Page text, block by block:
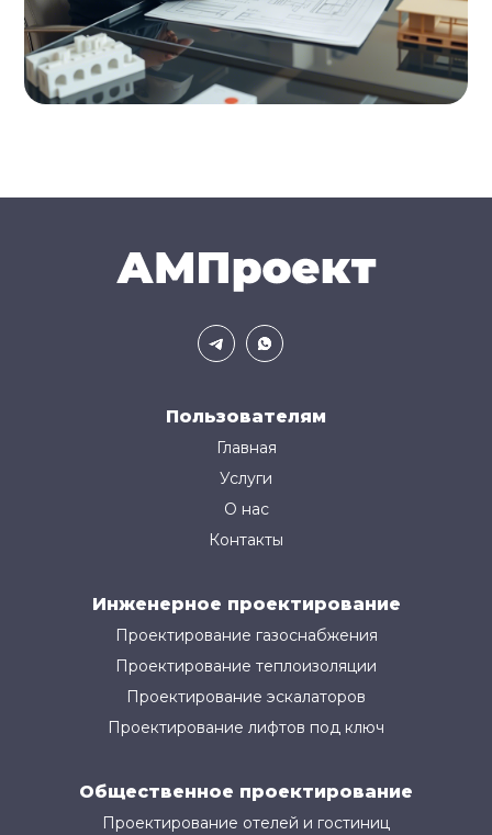
Пользователям
Главная
Услуги
О нас
Контакты
Инженерное проектирование
Проектирование газоснабжения
Проектирование теплоизоляции
Проектирование эскалаторов
Проектирование лифтов под ключ
Общественное проектирование
Проектирование отелей и гостиниц